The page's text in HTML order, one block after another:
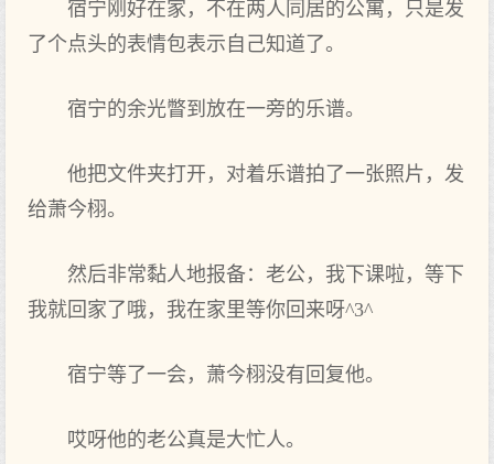
宿宁刚好在家，不在两人同居的公寓，只是发
了个点头的表情包表示自己知道了。
宿宁的余光瞥到放在一旁的乐谱。
他把文件夹打开，对着乐谱拍了一张照片，发
给萧今栩。
然后非常黏人地报备：老公，我下课啦，等下
我就回家了哦，我在家里等你回来呀^3^
宿宁等了一会，萧今栩没有回复他。
哎呀他的老公真是大忙人。